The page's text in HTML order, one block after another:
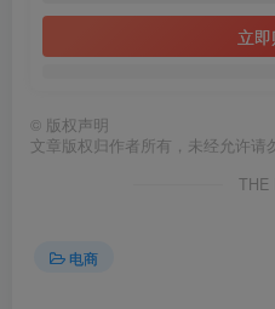
立
© 版权声明
文章版权归作者所有，未经允许请
THE
电商